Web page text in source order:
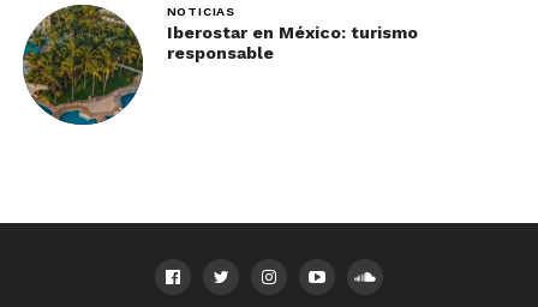
NOTICIAS
Iberostar en México: turismo
responsable